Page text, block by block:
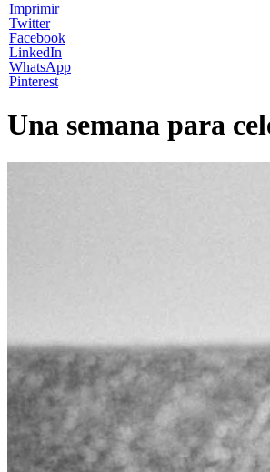
Imprimir
Twitter
Facebook
LinkedIn
WhatsApp
Pinterest
Una semana para